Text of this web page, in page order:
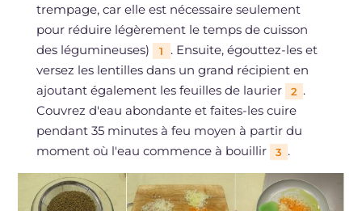
trempage, car elle est nécessaire seulement
pour réduire légèrement le temps de cuisson
des légumineuses)
1
. Ensuite, égouttez-les et
versez les lentilles dans un grand récipient en
ajoutant également les feuilles de laurier
2 .
Couvrez d'eau abondante et faites-les cuire
pendant 35 minutes à feu moyen à partir du
moment où l'eau commence à bouillir
3 .